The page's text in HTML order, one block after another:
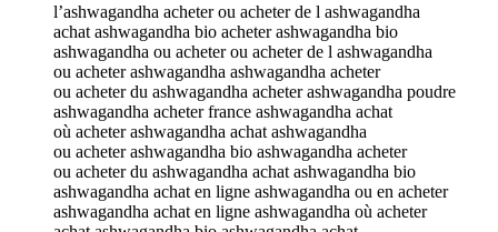
l’ashwagandha acheter ou acheter de l ashwagandha
achat ashwagandha bio acheter ashwagandha bio
ashwagandha ou acheter ou acheter de l ashwagandha
ou acheter ashwagandha ashwagandha acheter
ou acheter du ashwagandha acheter ashwagandha poudre
ashwagandha acheter france ashwagandha achat
où acheter ashwagandha achat ashwagandha
ou acheter ashwagandha bio ashwagandha acheter
ou acheter du ashwagandha achat ashwagandha bio
ashwagandha achat en ligne ashwagandha ou en acheter
ashwagandha achat en ligne ashwagandha où acheter